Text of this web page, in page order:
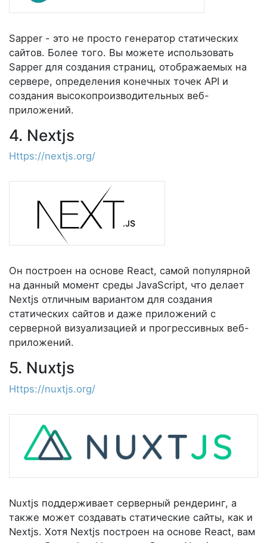
Sapper - это не просто генератор статических
сайтов. Более того. Вы можете использовать
Sapper для создания страниц, отображаемых на
сервере, определения конечных точек API и
создания высокопроизводительных веб-
приложений.
4. Nextjs
Https://nextjs.org/
Он построен на основе React, самой популярной
на данный момент среды JavaScript, что делает
Nextjs отличным вариантом для создания
статических сайтов и даже приложений с
серверной визуализацией и прогрессивных веб-
приложений.
5. Nuxtjs
Https://nuxtjs.org/
Nuxtjs поддерживает серверный рендеринг, а
также может создавать статические сайты, как и
Nextjs. Хотя Nextjs построен на основе React, вам